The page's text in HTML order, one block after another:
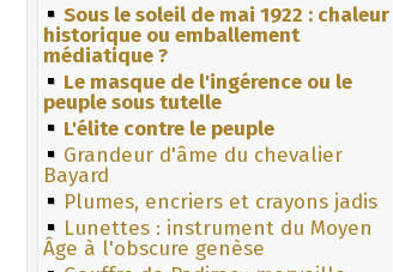
Sous le soleil de mai 1922 : chaleur
historique ou emballement
médiatique ?
Le masque de l'ingérence ou le
peuple sous tutelle
L'élite contre le peuple
Grandeur d'âme du chevalier
Bayard
Plumes, encriers et crayons jadis
Lunettes : instrument du Moyen
Âge à l'obscure genèse